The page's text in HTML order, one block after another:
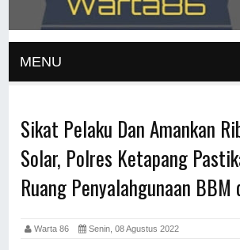
MENU
Sikat Pelaku Dan Amankan
Solar, Polres Ketapang
Ruang Penyalahgunaan
Warta 86 Senin, 08 Agustus 2022